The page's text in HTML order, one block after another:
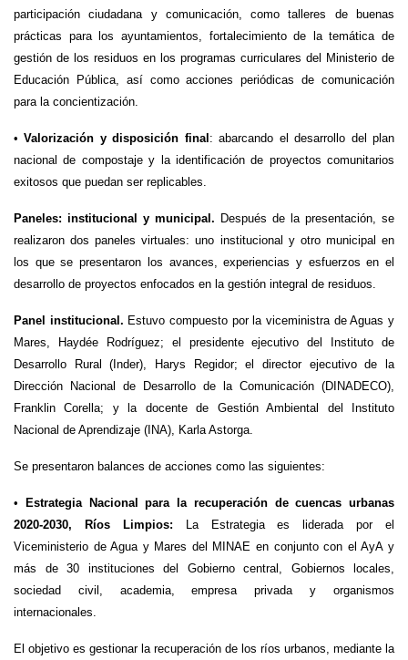
participación ciudadana y comunicación, como talleres de buenas
prácticas para los ayuntamientos, fortalecimiento de la temática de
gestión de los residuos en los programas curriculares del Ministerio de
Educación Pública, así como acciones periódicas de comunicación
para la concientización.
•Valorización y disposición final : abarcando el desarrollo del plan
nacional de compostaje y la identificación de proyectos comunitarios
exitosos que puedan ser replicables.
Paneles: institucional y municipal. Después de la presentación, se
realizaron dos paneles virtuales: uno institucional y otro municipal en
los que se presentaron los avances, experiencias y esfuerzos en el
desarrollo de proyectos enfocados en la gestión integral de residuos.
Panel institucional. Estuvo compuesto por la viceministra de Aguas y
Mares, Haydée Rodríguez; el presidente ejecutivo del Instituto de
Desarrollo Rural (Inder), Harys Regidor; el director ejecutivo de la
Dirección Nacional de Desarrollo de la Comunicación (DINADECO),
Franklin Corella; y la docente de Gestión Ambiental del Instituto
Nacional de Aprendizaje (INA), Karla Astorga.
Se presentaron balances de acciones como las siguientes:
•
Estrategia Nacional para la recuperación de cuencas urbanas
2020-2030, Ríos Limpios: La Estrategia es liderada por el
Viceministerio de Agua y Mares del MINAE en conjunto con el AyA y
más de 30 instituciones del Gobierno central, Gobiernos locales,
sociedad civil, academia, empresa privada y organismos
internacionales.
El objetivo es gestionar la recuperación de los ríos urbanos, mediante la